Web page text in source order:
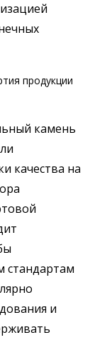
продукции
камень
качества на
стандартам
и